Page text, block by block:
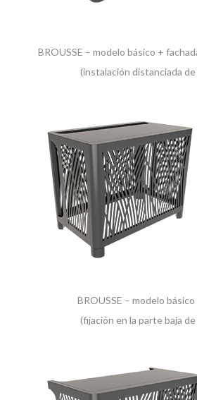
BROUSSE – modelo básico +
(instalación distanciada de
BROUSSE – modelo
(fijación en la parte baja de